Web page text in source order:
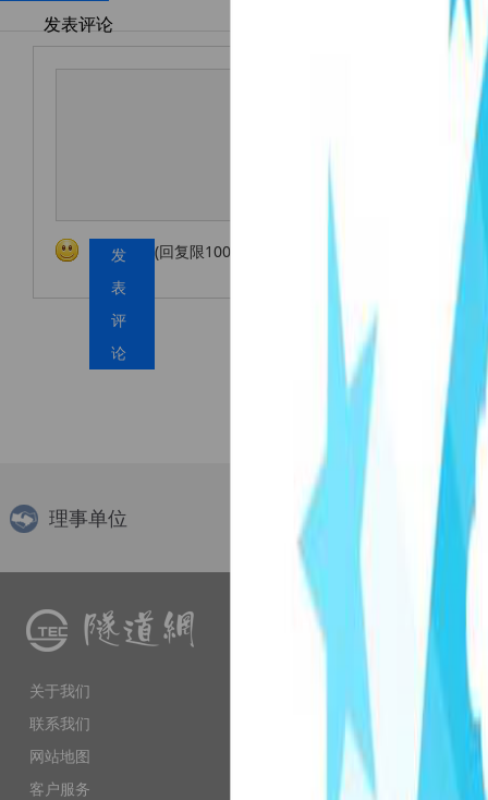
发表评论
发
表
评
论
(回复限1000字以内！)
加载更多...
理事单位
关于我们
联系我们
网站地图
客户服务
隧道网（www.tunnelling.cn）
术交流、软件服务等多种服务
商、工程技术人员提供专业服
响力和权威性的门户网站。